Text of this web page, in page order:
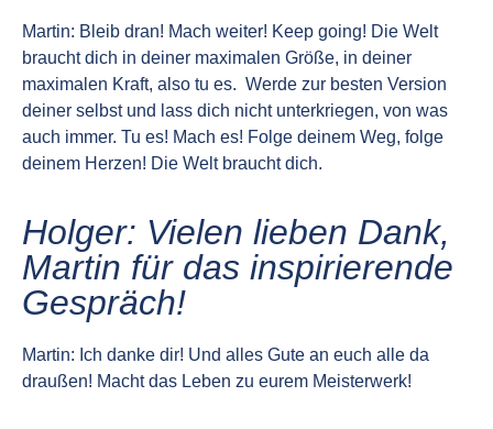
Martin: Bleib dran! Mach weiter! Keep going! Die Welt
braucht dich in deiner maximalen Größe, in deiner
maximalen Kraft, also tu es. Werde zur besten Version
deiner selbst und lass dich nicht unterkriegen, von was
auch immer. Tu es! Mach es! Folge deinem Weg, folge
deinem Herzen! Die Welt braucht dich.
Holger: Vielen lieben Dank,
Martin für das inspirierende
Gespräch!
Martin: Ich danke dir! Und alles Gute an euch alle da
draußen! Macht das Leben zu eurem Meisterwerk!